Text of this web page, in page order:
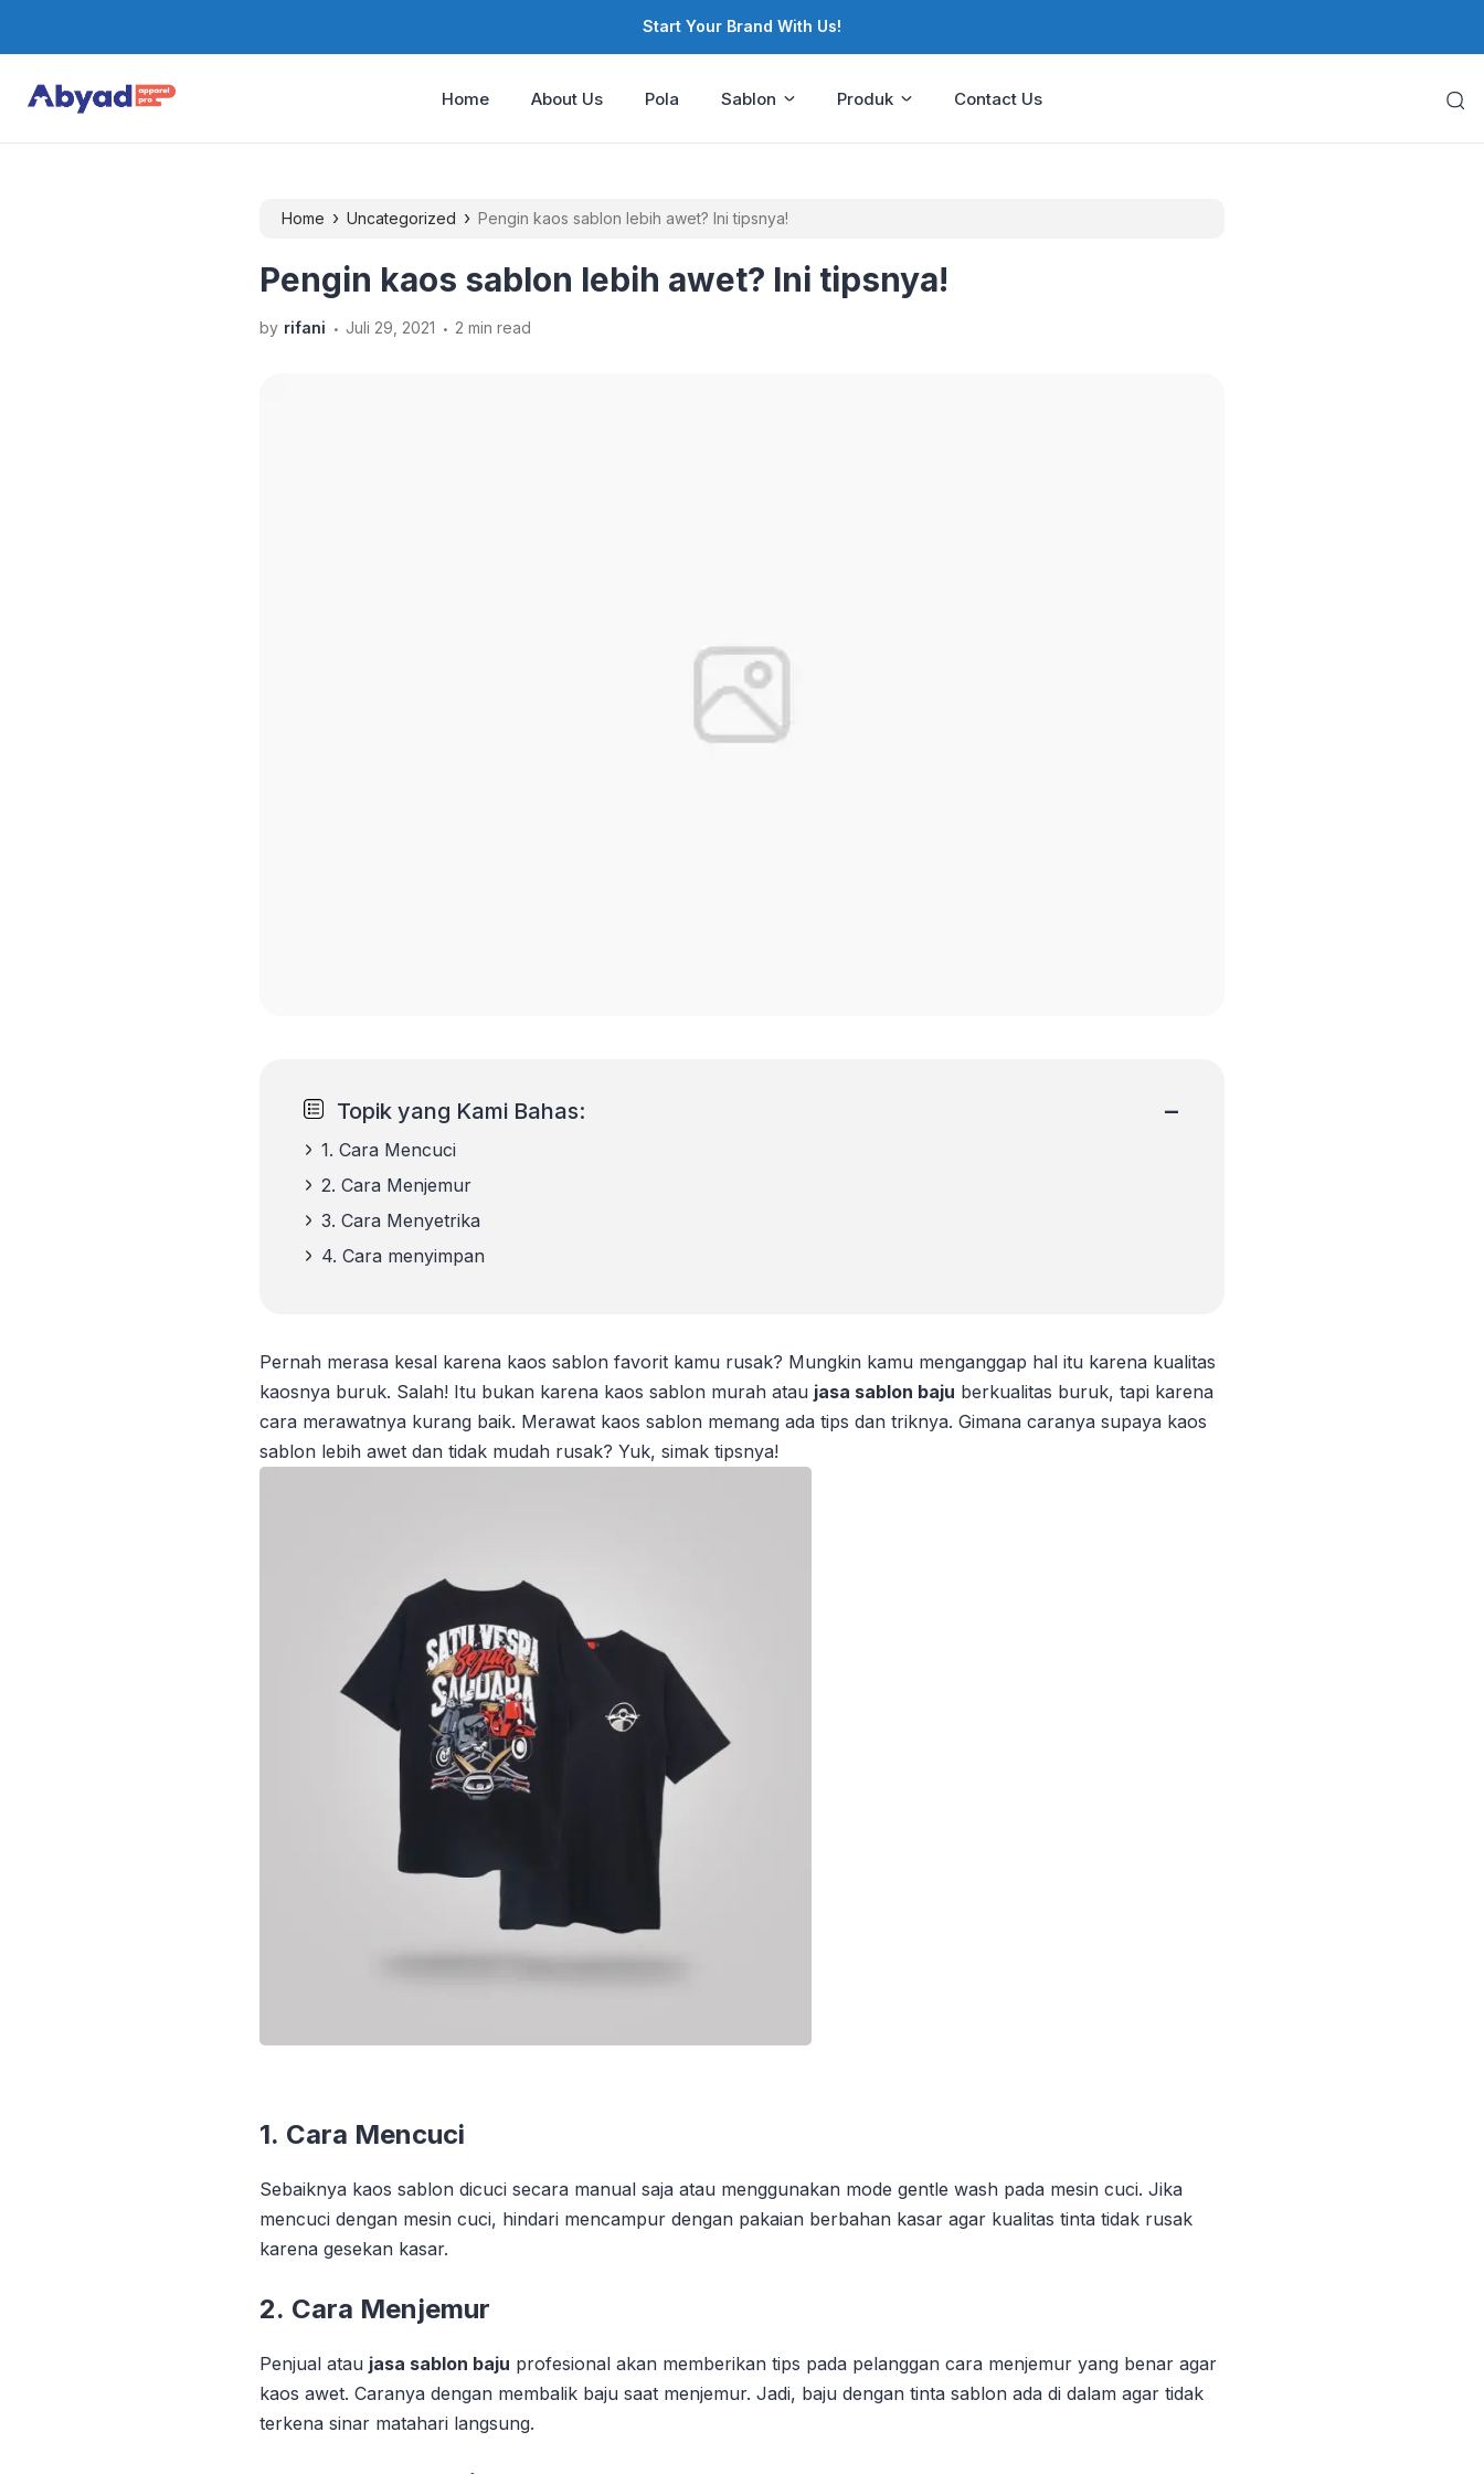
Start Your Brand With Us!
Home About Us Pola Sablon Produk Contact Us
Home › Uncategorized › Pengin kaos sablon lebih awet? Ini tipsnya!
Pengin kaos sablon lebih awet? Ini tipsnya!
by rifani . Juli 29, 2021 . 2 min read
Topik yang Kami Bahas: −
1.Cara Mencuci
2.Cara Menjemur
3.Cara Menyetrika
4.Cara menyimpan
Pernah merasa kesal karena kaos sablon favorit kamu rusak? Mungkin kamu menganggap hal itu karena kualitas
kaosnya buruk. Salah! Itu bukan karena kaos sablon murah atau jasa sablon baju berkualitas buruk, tapi karena
cara merawatnya kurang baik. Merawat kaos sablon memang ada tips dan triknya. Gimana caranya supaya kaos
sablon lebih awet dan tidak mudah rusak? Yuk, simak tipsnya!
1. Cara Mencuci
Sebaiknya kaos sablon dicuci secara manual saja atau menggunakan mode gentle wash pada mesin cuci. Jika
mencuci dengan mesin cuci, hindari mencampur dengan pakaian berbahan kasar agar kualitas tinta tidak rusak
karena gesekan kasar.
2. Cara Menjemur
Penjual atau jasa sablon baju profesional akan memberikan tips pada pelanggan cara menjemur yang benar agar
kaos awet. Caranya dengan membalik baju saat menjemur. Jadi, baju dengan tinta sablon ada di dalam agar tidak
terkena sinar matahari langsung.